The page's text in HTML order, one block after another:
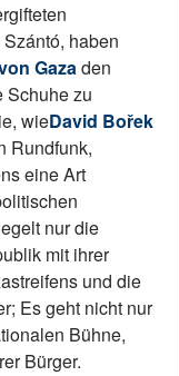
haben
Gazaden
Schuhe zu
wieDavid Bořek
Rundfunk,
eine Art
nur die
mit ihrer
und die
Es geht nicht nur
Bühne,
Bürger.